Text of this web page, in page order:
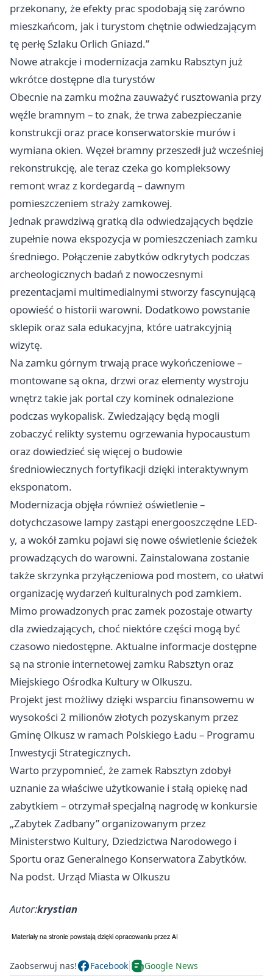
przekonany, że efekty prac spodobają się zarówno
mieszkańcom, jak i turystom chętnie odwiedzającym
tę perłę Szlaku Orlich Gniazd.”
Nowe atrakcje i modernizacja zamku Rabsztyn już
wkrótce dostępne dla turystów
Obecnie na zamku można zauważyć rusztowania przy
węźle bramnym – to znak, że trwa zabezpieczanie
konstrukcji oraz prace konserwatorskie murów i
wymiana okien. Węzeł bramny przeszedł już wcześniej
rekonstrukcję, ale teraz czeka go kompleksowy
remont wraz z kordegardą – dawnym
pomieszczeniem straży zamkowej.
Jednak prawdziwą gratką dla odwiedzających będzie
zupełnie nowa ekspozycja w pomieszczeniach zamku
średniego. Połączenie zabytków odkrytych podczas
archeologicznych badań z nowoczesnymi
prezentacjami multimedialnymi stworzy fascynującą
opowieść o historii warowni. Dodatkowo powstanie
sklepik oraz sala edukacyjna, które uatrakcyjnią
wizytę.
Na zamku górnym trwają prace wykończeniowe –
montowane są okna, drzwi oraz elementy wystroju
wnętrz takie jak portal czy kominek odnalezione
podczas wykopalisk. Zwiedzający będą mogli
zobaczyć relikty systemu ogrzewania hypocaustum
oraz dowiedzieć się więcej o budowie
średniowiecznych fortyfikacji dzięki interaktywnym
eksponatom.
Modernizacja objęła również oświetlenie –
dotychczasowe lampy zastąpi energooszczędne LED-
y, a wokół zamku pojawi się nowe oświetlenie ścieżek
prowadzących do warowni. Zainstalowana zostanie
także skrzynka przyłączeniowa pod mostem, co ułatwi
organizację wydarzeń kulturalnych pod zamkiem.
Mimo prowadzonych prac zamek pozostaje otwarty
dla zwiedzających, choć niektóre części mogą być
czasowo niedostępne. Aktualne informacje dostępne
są na stronie internetowej zamku Rabsztyn oraz
Miejskiego Ośrodka Kultury w Olkuszu.
Projekt jest możliwy dzięki wsparciu finansowemu w
wysokości 2 milionów złotych pozyskanym przez
Gminę Olkusz w ramach Polskiego Ładu – Programu
Inwestycji Strategicznych.
Warto przypomnieć, że zamek Rabsztyn zdobył
uznanie za właściwe użytkowanie i stałą opiekę nad
zabytkiem – otrzymał specjalną nagrodę w konkursie
„Zabytek Zadbany” organizowanym przez
Ministerstwo Kultury, Dziedzictwa Narodowego i
Sportu oraz Generalnego Konserwatora Zabytków.
Na podst. Urząd Miasta w Olkuszu
Autor:krystian
Zaobserwuj nas! Facebook Google News